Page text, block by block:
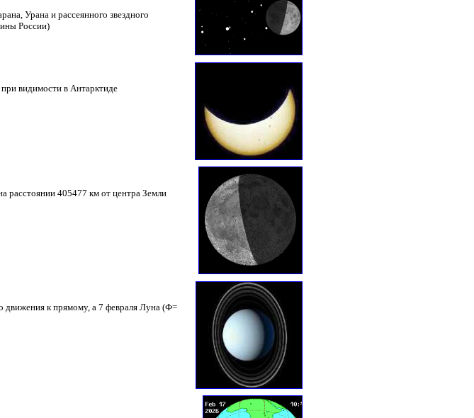
Урана и рассеянного звездного
России)
видимости в Антарктиде
расстоянии 405477 км от центра Земли
движения к прямому, а 7 февраля Луна (Ф=